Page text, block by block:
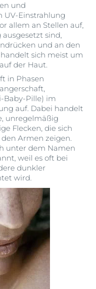
und
UV-Einstrahlung
allem an Stellen auf,
sind,
und an den
sich meist um
der Haut.
in Phasen
Baby-Pille) im
auf. Dabei handelt
unregelmäßig
Flecken, die sich
Armen zeigen.
unter dem Namen
weil es oft bei
dunkler
wird.